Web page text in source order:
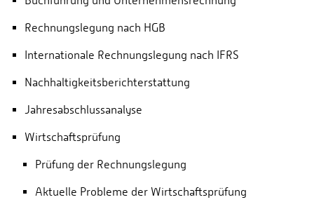
Rechnungslegung nach HGB
Internationale Rechnungslegung nach IFRS
Nachhaltigkeitsberichterstattung
Jahresabschlussanalyse
Wirtschaftsprüfung
Prüfung der Rechnungslegung
Aktuelle Probleme der Wirtschaftsprüfung